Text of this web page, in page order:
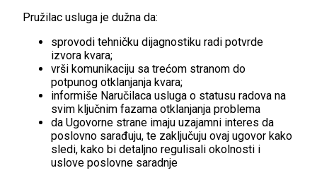
Pružilac usluga je dužna da:
sprovodi tehničku dijagnostiku radi potvrde
izvora kvara;
vrši komunikaciju sa trećom stranom do
potpunog otklanjanja kvara;
informiše Naručilaca usluga o statusu radova na
svim ključnim fazama otklanjanja problema
da Ugovorne strane imaju uzajamni interes da
poslovno sarađuju, te zaključuju ovaj ugovor kako
sledi, kako bi detaljno regulisali okolnosti i
uslove poslovne saradnje